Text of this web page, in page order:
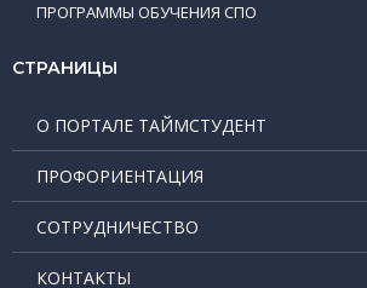
ПРОГРАММЫ ОБУЧЕНИЯ СПО
СТРАНИЦЫ
О ПОРТАЛЕ ТАЙМСТУДЕНТ
ПРОФОРИЕНТАЦИЯ
СОТРУДНИЧЕСТВО
КОНТАКТЫ